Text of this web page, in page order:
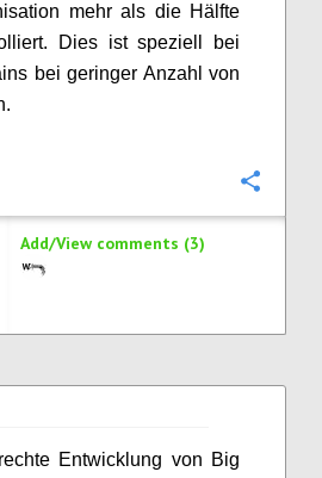
mehr als die Hälfte
Dies ist speziell bei
bei geringer Anzahl von
Add/View comments (3)
Entwicklung von Big